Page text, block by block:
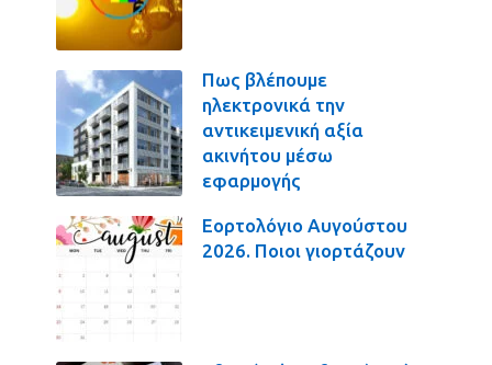
Πως βλέπουμε
ηλεκτρονικά την
αντικειμενική αξία
ακινήτου μέσω
εφαρμογής
Εορτολόγιο Αυγούστου
2026. Ποιοι γιορτάζουν